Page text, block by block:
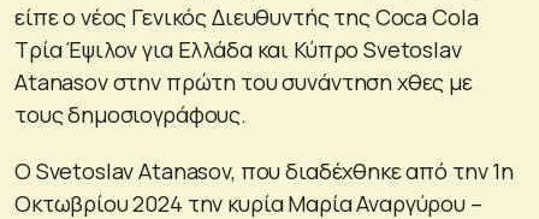
είπε ο νέος Γενικός Διευθυντής της Coca Cola
Τρία Έψιλον για Ελλάδα και Κύπρο Svetoslav
Atanasov στην πρώτη του συνάντηση χθες με
τους δημοσιογράφους.
Ο Svetoslav Atanasov, που διαδέχθηκε από την 1η
Οκτωβρίου 2024 την κυρία Μαρία Αναργύρου –